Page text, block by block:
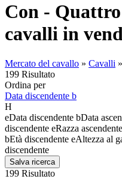
Con -
cavalli in
Mercato del cavallo » Cavalli »
199 Risultato
Ordina per
Data discendente b
H
eData discendente bData
discendente eRazza ascendente
bEtà discendente eAltezza al
discendente
Salva ricerca
199 Risultato